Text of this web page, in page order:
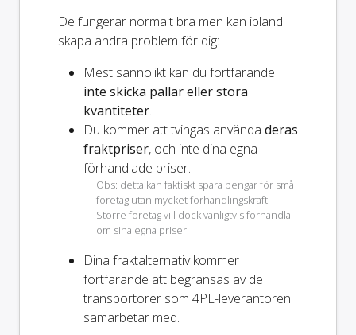
De fungerar normalt bra men kan ibland
skapa andra problem för dig:
Mest sannolikt kan du fortfarande
inte skicka pallar eller stora
kvantiteter.
Du kommer att tvingas använda deras
fraktpriser, och inte dina egna
förhandlade priser.
Obs: detta kan faktiskt spara pengar för små
företag utan mycket förhandlingskraft.
Större företag vill dock vanligtvis förhandla
om sina egna priser.
Dina fraktalternativ kommer
fortfarande att begränsas av de
transportörer som 4PL-leverantören
samarbetar med.